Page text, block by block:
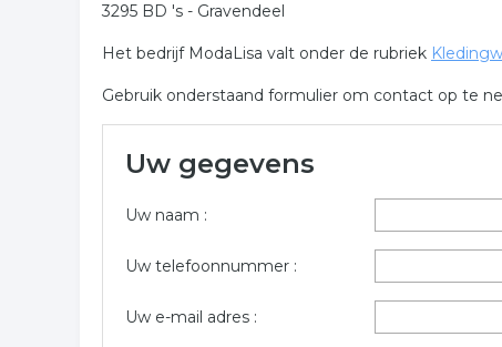
3295 BD 's - Gravendeel
Het bedrijf ModaLisa valt onder de rubriek
Gebruik onderstaand formulier om contact op te
Uw gegevens
Uw naam :
Uw telefoonnummer :
Uw e-mail adres :